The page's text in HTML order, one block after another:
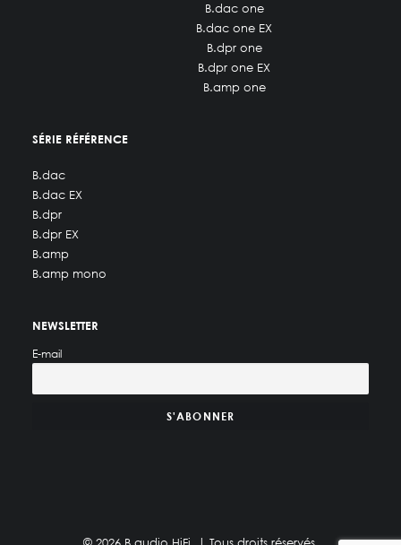
B.dac one
B.dac one EX
B.dpr one
B.dpr one EX
B.amp one
SÉRIE RÉFÉRENCE
B.dac
B.dac EX
B.dpr
B.dpr EX
B.amp
B.amp mono
NEWSLETTER
E-mail